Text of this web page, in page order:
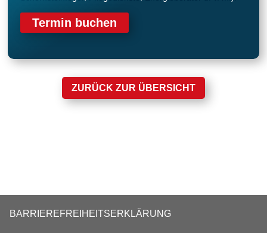
Termin buchen
ZURÜCK ZUR ÜBERSICHT
BARRIEREFREIHEITSERKLÄRUNG